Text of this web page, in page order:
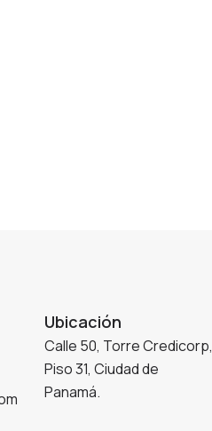
Ubicación
Calle 50, Torre Credicorp,
Piso 31, Ciudad de
Panamá.